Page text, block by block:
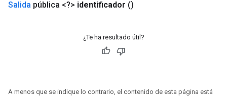
Salida pública <?> identificador ()
¿Te ha resultado útil?
A menos que se indique lo contrario, el contenido de esta página está